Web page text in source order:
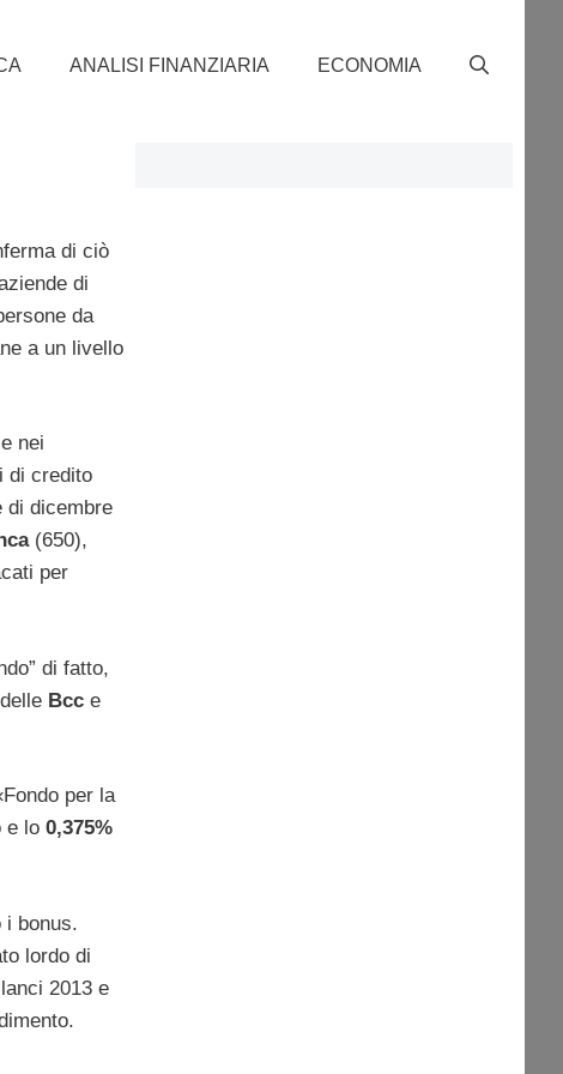
ANALISI FINANZIARIA ECONOMIA
di ciò
di
da
a un livello
nei
di credito
di dicembre
(650),
per
di fatto,
Bcc e
per la
e lo 0,375%
i bonus.
lordo di
2013 e